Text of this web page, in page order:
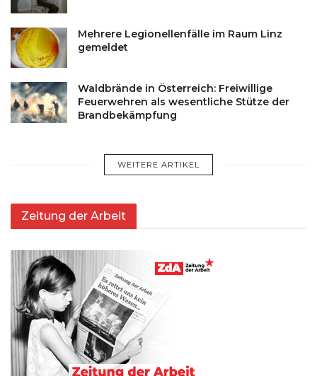
Mehrere Legionellenfälle im Raum Linz
gemeldet
Waldbrände in Österreich: Freiwillige
Feuerwehren als wesentliche Stütze der
Brandbekämpfung
WEITERE ARTIKEL
Zeitung der Arbeit